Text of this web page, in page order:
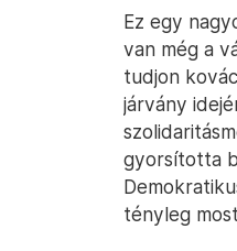
Ez egy
van még a
tudjon
járvány
gyorsította
tényleg